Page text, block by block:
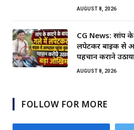
AUGUST 8, 2026
CG News: सांप
लपेटकर बाइक से
पहचान कराने
AUGUST 8, 2026
FOLLOW FOR MORE